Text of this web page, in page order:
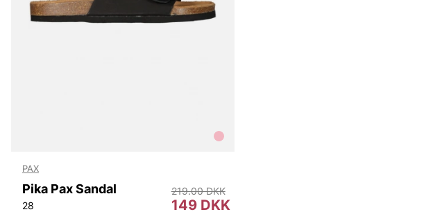
PAX
Pika Pax Sandal
28 149 DKK
219.00 DKK